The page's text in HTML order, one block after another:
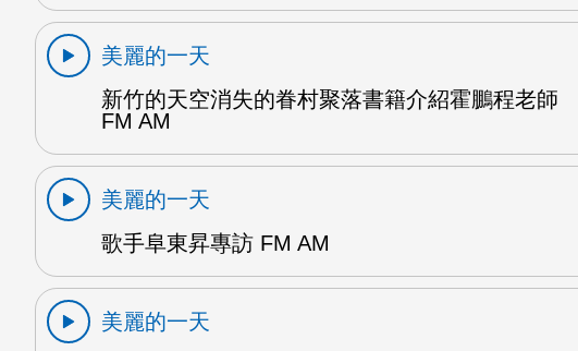
美麗的一天
新竹的天空消失的眷村聚落書籍介紹霍鵬程老師
FM AM
美麗的一天
歌手阜東昇專訪 FM AM
美麗的一天